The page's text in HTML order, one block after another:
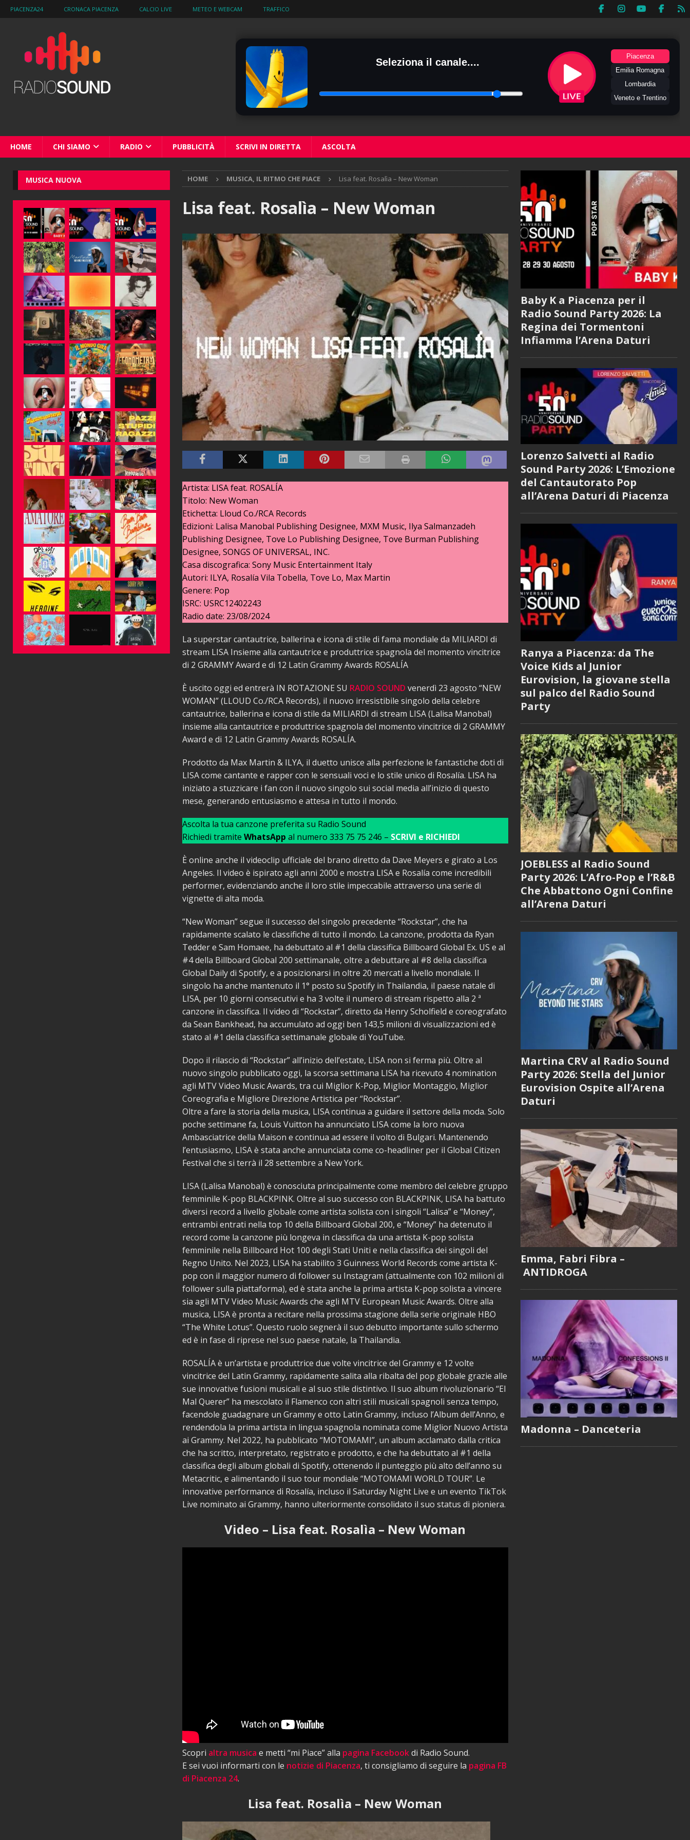
PIACENZA24 CRONACA PIACENZA CALCIO LIVE METEO E WEBCAM TRAFFICO
Seleziona il canale....
Piacenza
Emilia Romagna
Lombardia
Veneto e Trentino
HOME CHI SIAMO RADIO PUBBLICITÀ SCRIVI IN DIRETTA ASCOLTA
HOME MUSICA, IL RITMO CHE PIACE Lisa feat. Rosalìa – New Woman
Lisa feat. Rosalìa – New Woman
Artista: LISA feat. ROSALÍA
Titolo: New Woman
Etichetta: Lloud Co./RCA Records
Edizioni: Lalisa Manobal Publishing Designee, MXM Music, Ilya Salmanzadeh
Publishing Designee, Tove Lo Publishing Designee, Tove Burman Publishing
Designee, SONGS OF UNIVERSAL, INC.
Casa discografica: Sony Music Entertainment Italy
Autori: ILYA, Rosalía Vila Tobella, Tove Lo, Max Martin
Genere: Pop
ISRC: USRC12402243
Radio date: 23/08/2024
La superstar cantautrice, ballerina e icona di stile di fama mondiale da MILIARDI di
stream LISA Insieme alla cantautrice e produttrice spagnola del momento vincitrice
di 2 GRAMMY Award e di 12 Latin Grammy Awards ROSALÍA
È uscito oggi ed entrerà IN ROTAZIONE SU RADIO SOUND venerdì 23 agosto “NEW
WOMAN” (LLOUD Co./RCA Records), il nuovo irresistibile singolo della celebre
cantautrice, ballerina e icona di stile da MILIARDI di stream LISA (Lalisa Manobal)
insieme alla cantautrice e produttrice spagnola del momento vincitrice di 2 GRAMMY
Award e di 12 Latin Grammy Awards ROSALÍA.
Prodotto da Max Martin & ILYA, il duetto unisce alla perfezione le fantastiche doti di
LISA come cantante e rapper con le sensuali voci e lo stile unico di Rosalía. LISA ha
iniziato a stuzzicare i fan con il nuovo singolo sui social media all’inizio di questo
mese, generando entusiasmo e attesa in tutto il mondo.
Ascolta la tua canzone preferita su Radio Sound
Richiedi tramite WhatsApp al numero 333 75 75 246 – SCRIVI e RICHIEDI
È online anche il videoclip ufficiale del brano diretto da Dave Meyers e girato a Los
Angeles. Il video è ispirato agli anni 2000 e mostra LISA e Rosalía come incredibili
performer, evidenziando anche il loro stile impeccabile attraverso una serie di
vignette di alta moda.
“New Woman” segue il successo del singolo precedente “Rockstar”, che ha
rapidamente scalato le classifiche di tutto il mondo. La canzone, prodotta da Ryan
Tedder e Sam Homaee, ha debuttato al #1 della classifica Billboard Global Ex. US e al
#4 della Billboard Global 200 settimanale, oltre a debuttare al #8 della classifica
Global Daily di Spotify, e a posizionarsi in oltre 20 mercati a livello mondiale. Il
singolo ha anche mantenuto il 1° posto su Spotify in Thailandia, il paese natale di
LISA, per 10 giorni consecutivi e ha 3 volte il numero di stream rispetto alla 2 ª
canzone in classifica. Il video di “Rockstar”, diretto da Henry Scholfield e coreografato
da Sean Bankhead, ha accumulato ad oggi ben 143,5 milioni di visualizzazioni ed è
stato al #1 della classifica settimanale globale di YouTube.
Dopo il rilascio di “Rockstar” all’inizio dell’estate, LISA non si ferma più. Oltre al
nuovo singolo pubblicato oggi, la scorsa settimana LISA ha ricevuto 4 nomination
agli MTV Video Music Awards, tra cui Miglior K-Pop, Miglior Montaggio, Miglior
Coreografia e Migliore Direzione Artistica per “Rockstar”.
Oltre a fare la storia della musica, LISA continua a guidare il settore della moda. Solo
poche settimane fa, Louis Vuitton ha annunciato LISA come la loro nuova
Ambasciatrice della Maison e continua ad essere il volto di Bulgari. Mantenendo
l’entusiasmo, LISA è stata anche annunciata come co-headliner per il Global Citizen
Festival che si terrà il 28 settembre a New York.
LISA (Lalisa Manobal) è conosciuta principalmente come membro del celebre gruppo
femminile K-pop BLACKPINK. Oltre al suo successo con BLACKPINK, LISA ha battuto
diversi record a livello globale come artista solista con i singoli “Lalisa” e “Money”,
entrambi entrati nella top 10 della Billboard Global 200, e “Money” ha detenuto il
record come la canzone più longeva in classifica da una artista K-pop solista
femminile nella Billboard Hot 100 degli Stati Uniti e nella classifica dei singoli del
Regno Unito. Nel 2023, LISA ha stabilito 3 Guinness World Records come artista K-
pop con il maggior numero di follower su Instagram (attualmente con 102 milioni di
follower sulla piattaforma), ed è stata anche la prima artista K-pop solista a vincere
sia agli MTV Video Music Awards che agli MTV European Music Awards. Oltre alla
musica, LISA è pronta a recitare nella prossima stagione della serie originale HBO
“The White Lotus”. Questo ruolo segnerà il suo debutto importante sullo schermo
ed è in fase di riprese nel suo paese natale, la Thailandia.
ROSALÍA è un’artista e produttrice due volte vincitrice del Grammy e 12 volte
vincitrice del Latin Grammy, rapidamente salita alla ribalta del pop globale grazie alle
sue innovative fusioni musicali e al suo stile distintivo. Il suo album rivoluzionario “El
Mal Querer” ha mescolato il Flamenco con altri stili musicali spagnoli senza tempo,
facendole guadagnare un Grammy e otto Latin Grammy, incluso l’Album dell’Anno, e
rendendola la prima artista in lingua spagnola nominata come Miglior Nuovo Artista
ai Grammy. Nel 2022, ha pubblicato “MOTOMAMI”, un album acclamato dalla critica
che ha scritto, interpretato, registrato e prodotto, e che ha debuttato al #1 della
classifica degli album globali di Spotify, ottenendo il punteggio più alto dell’anno su
Metacritic, e alimentando il suo tour mondiale “MOTOMAMI WORLD TOUR”. Le
innovative performance di Rosalía, incluso il Saturday Night Live e un evento TikTok
Live nominato ai Grammy, hanno ulteriormente consolidato il suo status di pioniera.
Video – Lisa feat. Rosalìa – New Woman
Scopri altra musica e metti “mi Piace” alla pagina Facebookdi Radio Sound.
E sei vuoi informarti con le notizie di Piacenza, ti consigliamo di seguire la pagina FB
di Piacenza 24.
Lisa feat. Rosalìa – New Woman
MUSICA NUOVA
Baby K a Piacenza per il
Radio Sound Party 2026: La
Regina dei Tormentoni
Infiamma l’Arena Daturi
Lorenzo Salvetti al Radio
Sound Party 2026: L’Emozione
del Cantautorato Pop
all’Arena Daturi di Piacenza
Ranya a Piacenza: da The
Voice Kids al Junior
Eurovision, la giovane stella
sul palco del Radio Sound
Party
JOEBLESS al Radio Sound
Party 2026: L’Afro-Pop e l’R&B
Che Abbattono Ogni Confine
all’Arena Daturi
Martina CRV al Radio Sound
Party 2026: Stella del Junior
Eurovision Ospite all’Arena
Daturi
Emma, Fabri Fibra –
ANTIDROGA
Madonna – Danceteria